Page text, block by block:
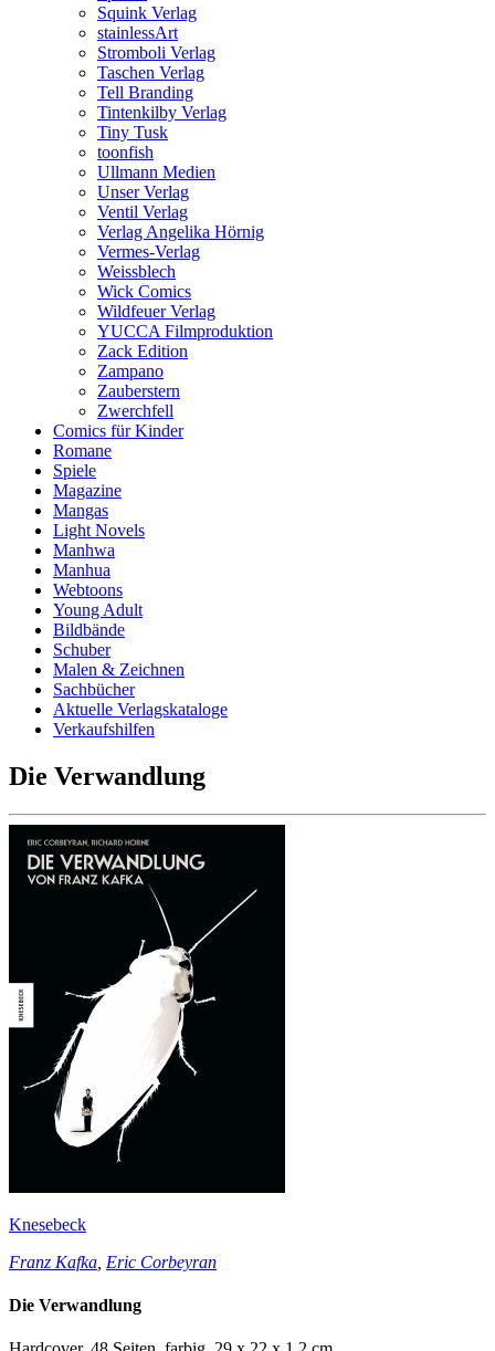
Squink Verlag
stainlessArt
Stromboli Verlag
Taschen Verlag
Tell Branding
Tintenkilby Verlag
Tiny Tusk
toonfish
Ullmann Medien
Unser Verlag
Ventil Verlag
Verlag Angelika Hörnig
Vermes-Verlag
Weissblech
Wick Comics
Wildfeuer Verlag
YUCCA Filmproduktion
Zack Edition
Zampano
Zauberstern
Zwerchfell
Comics für Kinder
Romane
Spiele
Magazine
Mangas
Light Novels
Manhwa
Manhua
Webtoons
Young Adult
Bildbände
Schuber
Malen & Zeichnen
Sachbücher
Aktuelle Verlagskataloge
Verkaufshilfen
Die Verwandlung
Knesebeck
Franz Kafka Eric Corbeyran
Die Verwandlung